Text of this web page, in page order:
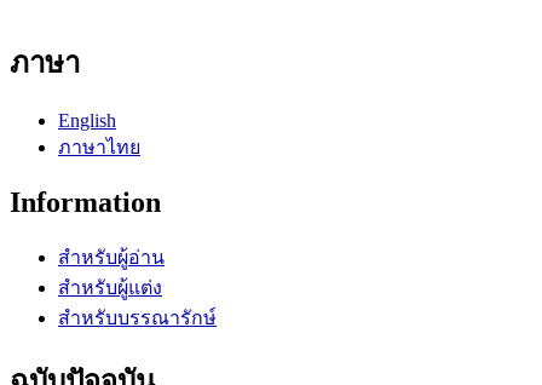
ภาษา
English
ภาษาไทย
Information
สำหรับผู้อ่าน
สำหรับผู้แต่ง
สำหรับบรรณารักษ์